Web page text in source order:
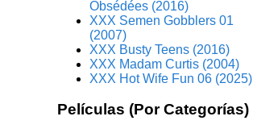
Obsédées (2016)
XXX Semen Gobblers 01
(2007)
XXX Busty Teens (2016)
XXX Madam Curtis (2004)
XXX Hot Wife Fun 06 (2025)
Películas (Por Categorías)